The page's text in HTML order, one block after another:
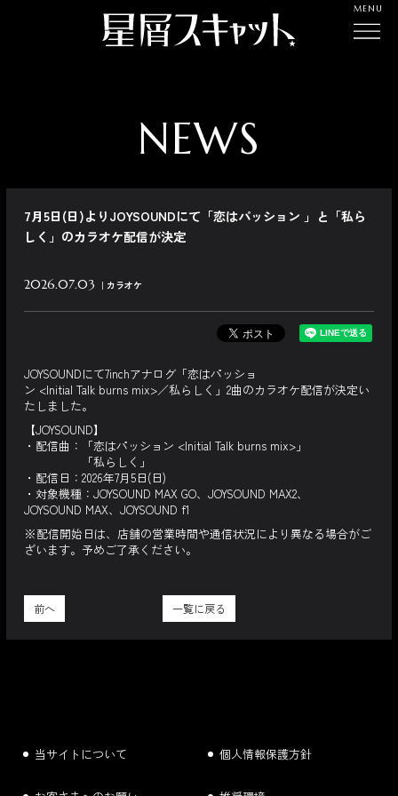
MENU
NEWS
7月5日(日)よりJOYSOUNDにて「恋はパッション 」と「私ら
しく」のカラオケ配信が決定
2026.07.03 カラオケ
JOYSOUNDにて7inchアナログ「恋はパッショ
ン <Initial Talk burns mix>／私らしく」2曲のカラオケ配信が決定い
たしました。
【JOYSOUND】
・配信曲：「恋はパッション <Initial Talk burns mix>」
「私らしく」
・配信日：2026年7月5日(日)
・対象機種：JOYSOUND MAX GO、JOYSOUND MAX2、
JOYSOUND MAX、JOYSOUND f1
※配信開始日は、店舗の営業時間や通信状況により異なる場合がご
ざいます。予めご了承ください。
前へ 一覧に戻る
当サイトについて 個人情報保護方針